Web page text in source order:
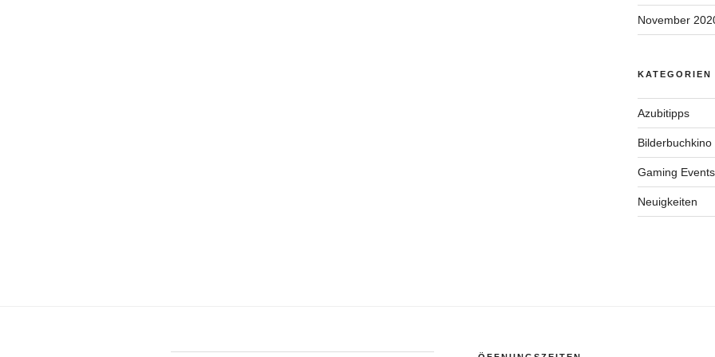
November
KATEGORIEN
Azubitipps
Bilderbuchkino
Gaming Events
Neuigkeiten